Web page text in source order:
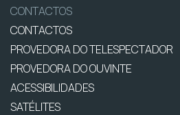
CONTACTOS
CONTACTOS
PROVEDORA DO TELESPECTADOR
PROVEDORA DO OUVINTE
ACESSIBILIDADES
SATÉLITES